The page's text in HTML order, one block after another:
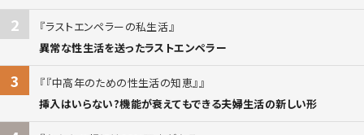
2
ラストエンペラーの私生活
異常な性生活を送ったラストエンペラー
3
『中高年のための性生活の知恵』
挿入はいらない?機能が衰えてもできる夫婦生活の新しい形